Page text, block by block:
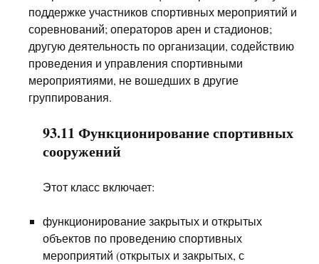
поддержке участников спортивных мероприятий и
соревнований; операторов арен и стадионов;
другую деятельность по организации, содействию
проведения и управления спортивными
мероприятиями, не вошедших в другие
группирования.
93.11 Функционирование спортивных
сооружений
Этот класс включает:
функционирование закрытых и открытых
объектов по проведению спортивных
мероприятий (открытых и закрытых, с